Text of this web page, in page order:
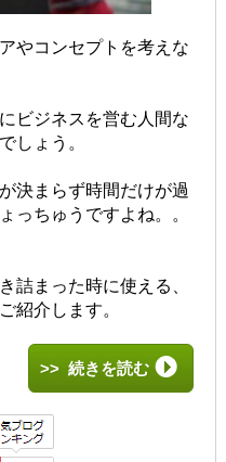
やコンセプトを考えな
ビジネスを営む人間な
しょう。
決まらず時間だけが過
っちゅうですよね。。
詰まった時に使える、
紹介します。
>> 続きを読む